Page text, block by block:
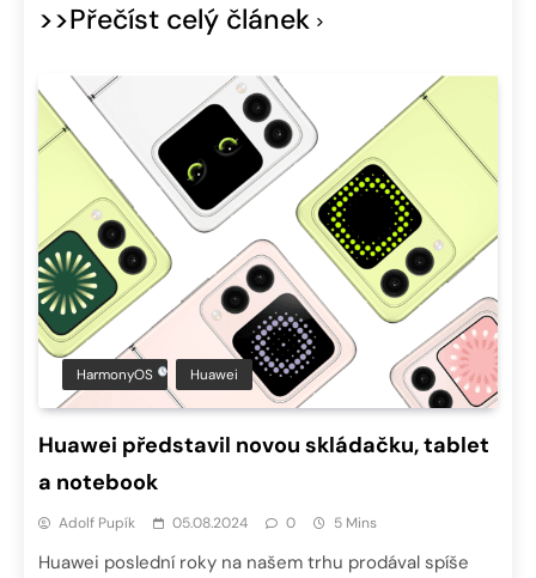
>>Přečíst celý článek
HarmonyOS Huawei
Huawei představil novou skládačku, tablet
a notebook
Adolf Pupík 05.08.2024 0 5 Mins
Huawei poslední roky na našem trhu prodával spíše